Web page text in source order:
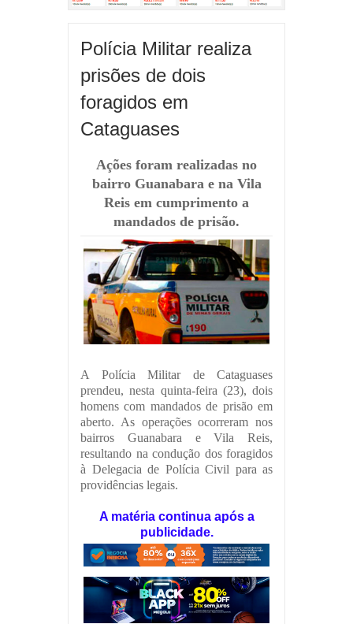
Polícia Militar realiza
prisões de dois
foragidos em
Cataguases
Ações foram realizadas no
bairro Guanabara e na Vila
Reis em cumprimento a
mandados de prisão.
A Polícia Militar de Cataguases
prendeu, nesta quinta-feira (23), dois
homens com mandados de prisão em
aberto. As operações ocorreram nos
bairros Guanabara e Vila Reis,
resultando na condução dos foragidos
à Delegacia de Polícia Civil para as
providências legais.
A matéria continua após a
publicidade.